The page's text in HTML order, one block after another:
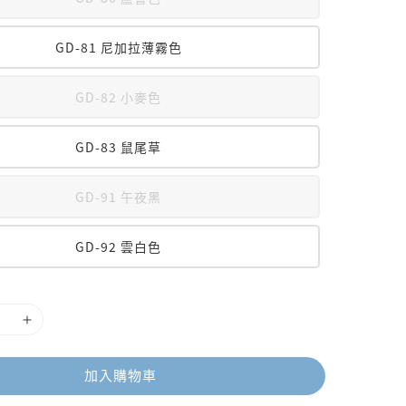
GD-81 尼加拉薄霧色
GD-82 小麥色
GD-83 鼠尾草
GD-91 午夜黑
GD-92 雲白色
加入購物車